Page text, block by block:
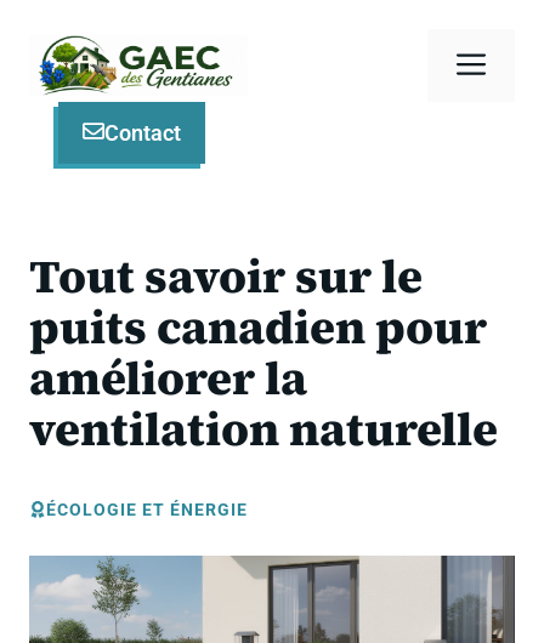
contenu
Contact
Tout savoir sur le
puits canadien pour
améliorer la
ventilation naturelle
ÉCOLOGIE ET ÉNERGIE